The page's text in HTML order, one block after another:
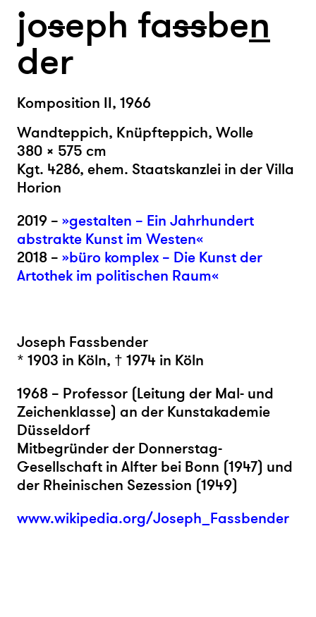
joseph fassben
der
Komposition II, 1966
Wandteppich, Knüpfteppich, Wolle
380 × 575 cm
Kgt. 4286, ehem. Staatskanzlei in der Villa
Horion
2019 – »gestalten – Ein Jahrhundert
abstrakte Kunst im Westen«
2018 – »büro komplex – Die Kunst der
Artothek im politischen Raum«
Joseph Fassbender
* 1903 in Köln, † 1974 in Köln
1968 – Professor (Leitung der Mal- und
Zeichenklasse) an der Kunstakademie
Düsseldorf
Mitbegründer der Donnerstag-
Gesellschaft in Alfter bei Bonn (1947) und
der Rheinischen Sezession (1949)
www.wikipedia.org/Joseph_Fassbender